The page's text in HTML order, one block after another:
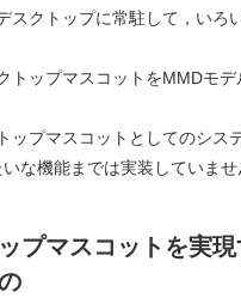
スクトップに常駐して，いろ
トップマスコットをMMDモ
ップマスコットとしてのシス
な機能までは実装していませ
プマスコットを実